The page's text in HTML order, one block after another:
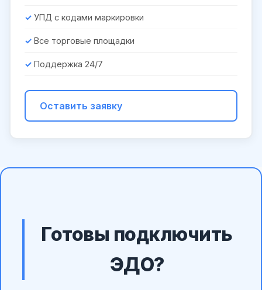
УПД с кодами маркировки
Все торговые площадки
Поддержка 24/7
Оставить заявку
Готовы подключить
ЭДО?